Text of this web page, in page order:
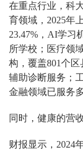
在重点行业，科
育领域，2025年
23.47%，AI学习
所学校；医疗领
构，覆盖801个
辅助诊断服务；
金融领域已服务
同时，健康的营
财报显示，2024